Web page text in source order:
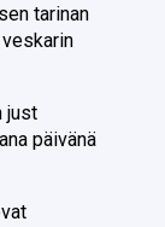
tarinan
just
päivänä